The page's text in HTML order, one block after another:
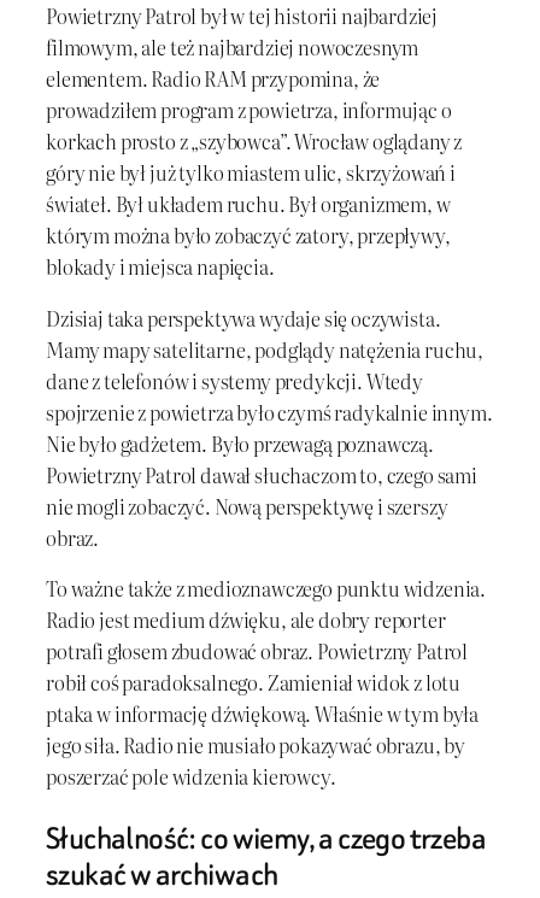
Powietrzny Patrol był w tej historii najbardziej
filmowym, ale też najbardziej nowoczesnym
elementem. Radio RAM przypomina, że
prowadziłem program z powietrza, informując o
korkach prosto z „szybowca”. Wrocław oglądany z
góry nie był już tylko miastem ulic, skrzyżowań i
świateł. Był układem ruchu. Był organizmem, w
którym można było zobaczyć zatory, przepływy,
blokady i miejsca napięcia.
Dzisiaj taka perspektywa wydaje się oczywista.
Mamy mapy satelitarne, podglądy natężenia ruchu,
dane z telefonów i systemy predykcji. Wtedy
spojrzenie z powietrza było czymś radykalnie innym.
Nie było gadżetem. Było przewagą poznawczą.
Powietrzny Patrol dawał słuchaczom to, czego sami
nie mogli zobaczyć. Nową perspektywę i szerszy
obraz.
To ważne także z medioznawczego punktu widzenia.
Radio jest medium dźwięku, ale dobry reporter
potrafi głosem zbudować obraz. Powietrzny Patrol
robił coś paradoksalnego. Zamieniał widok z lotu
ptaka w informację dźwiękową. Właśnie w tym była
jego siła. Radio nie musiało pokazywać obrazu, by
poszerzać pole widzenia kierowcy.
Słuchalność: co wiemy, a czego trzeba
szukać w archiwach